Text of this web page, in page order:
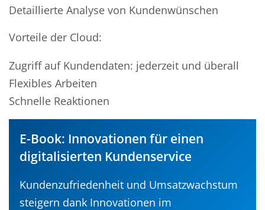
Detaillierte Analyse von Kundenwünschen
Vorteile der Cloud:
Zugriff auf Kundendaten: jederzeit und überall
Flexibles Arbeiten
Schnelle Reaktionen
E-Book: Innovationen für einen
digitalisierten Kundenservice
Kundenzufriedenheit und Umsatzwachstum
steigern dank Innovationen im